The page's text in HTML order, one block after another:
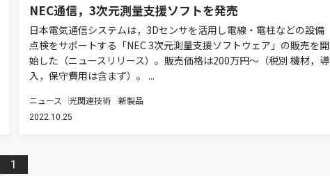
NEC通信，3次元測量支援ソフトを発売
日本電気通信システムは，3Dセンサを活用し電線・電柱などの設備
点検をサポートする「NEC 3次元測量支援ソフトウェア」の販売を開
始した（ニュースリリース）。販売価格は200万円～（税別 機材，導
入，保守費用は含まず）。 ...
ニュース 光関連技術 新製品
2022.10.25
1